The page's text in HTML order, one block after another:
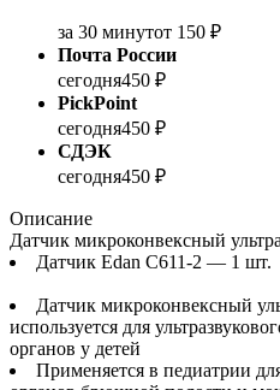
за 30 минутот 150 ₽
Почта России
сегодня450 ₽
PickPoint
сегодня450 ₽
СДЭК
сегодня450 ₽
Описание
Датчик микроконвексный
Датчик Edan C611‐2 — 1 шт.
Датчик микроконвексный
используется для
органов у детей
Применяется в педиатрии